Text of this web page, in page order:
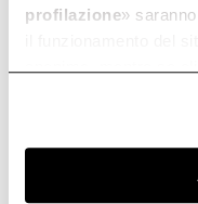
profilazione»
Clicca quiper